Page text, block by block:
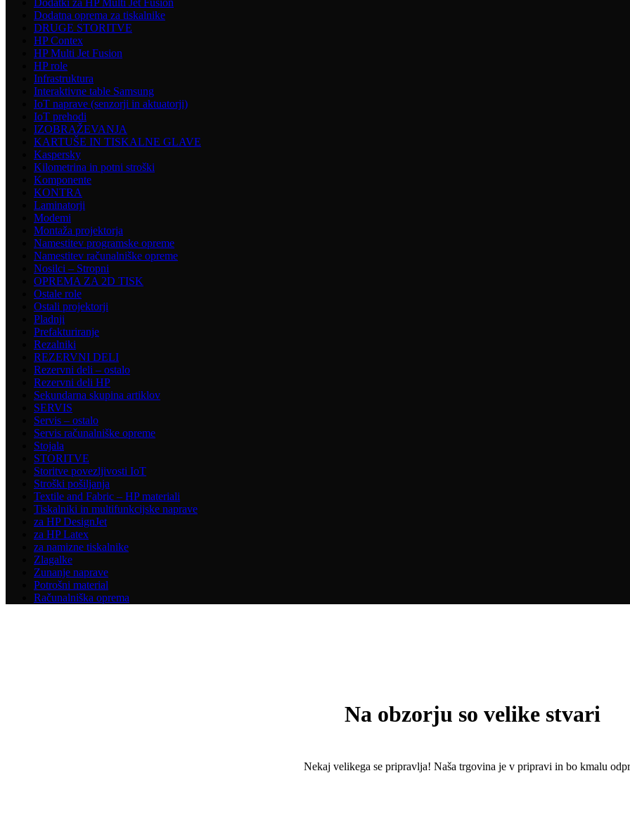
Dodatki za HP Multi Jet Fusion
Dodatna oprema za tiskalnike
DRUGE STORITVE
HP Contex
HP Multi Jet Fusion
HP role
Infrastruktura
Interaktivne table Samsung
IoT naprave (senzorji in aktuatorji)
IoT prehodi
IZOBRAŽEVANJA
KARTUŠE IN TISKALNE GLAVE
Kaspersky
Kilometrina in potni stroški
Komponente
KONTRA
Laminatorji
Modemi
Montaža projektorja
Namestitev programske opreme
Namestitev računalniške opreme
Nosilci – Stropni
OPREMA ZA 2D TISK
Ostale role
Ostali projektorji
Pladnji
Prefakturiranje
Rezalniki
REZERVNI DELI
Rezervni deli – ostalo
Rezervni deli HP
Sekundarna skupina artiklov
SERVIS
Servis – ostalo
Servis računalniške opreme
Stojala
STORITVE
Storitve povezljivosti IoT
Stroški pošiljanja
Textile and Fabric – HP materiali
Tiskalniki in multifunkcijske naprave
za HP DesignJet
za HP Latex
za namizne tiskalnike
Zlagalke
Zunanje naprave
Potrošni material
Računalniška oprema
Na obzorju so velike stvari
Nekaj ​​velikega se pripravlja! Naša trgovina je v pripravi in ​​bo kmalu